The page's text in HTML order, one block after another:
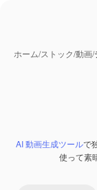
ホーム/ストック/動画/
Premium
AI 動画生成ツールで
使って素